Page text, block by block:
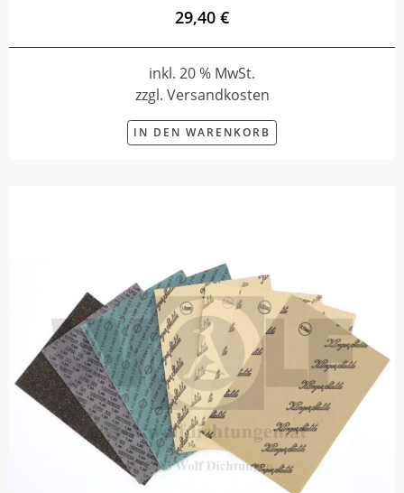
29,40 €
inkl. 20 % MwSt.
zzgl. Versandkosten
IN DEN WARENKORB